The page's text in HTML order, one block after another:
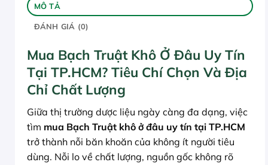
MÔ TẢ
ĐÁNH GIÁ (0)
Mua Bạch Truật Khô Ở Đâu Uy Tín
Tại TP.HCM? Tiêu Chí Chọn Và Địa
Chỉ Chất Lượng
Giữa thị trường dược liệu ngày càng đa dạng, việc
tìm mua Bạch Truật khô ở đâu uy tín tại TP.HCM
trở thành nỗi băn khoăn của không ít người tiêu
dùng. Nỗi lo về chất lượng, nguồn gốc không rõ